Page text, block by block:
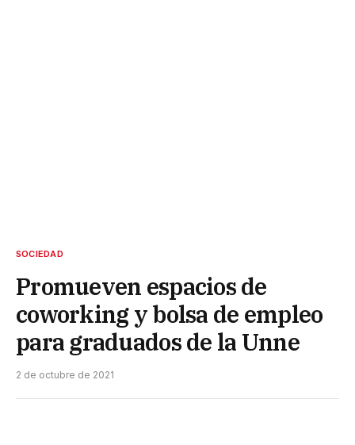
SOCIEDAD
Promueven espacios de
coworking y bolsa de empleo
para graduados de la Unne
2 de octubre de 2021